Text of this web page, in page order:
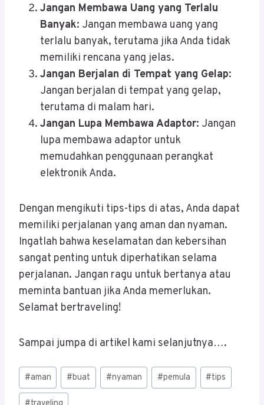
Jangan Membawa Uang yang Terlalu
Banyak: Jangan membawa uang yang
terlalu banyak, terutama jika Anda tidak
memiliki rencana yang jelas.
Jangan Berjalan di Tempat yang Gelap:
Jangan berjalan di tempat yang gelap,
terutama di malam hari.
Jangan Lupa Membawa Adaptor: Jangan
lupa membawa adaptor untuk
memudahkan penggunaan perangkat
elektronik Anda.
Dengan mengikuti tips-tips di atas, Anda dapat
memiliki perjalanan yang aman dan nyaman.
Ingatlah bahwa keselamatan dan kebersihan
sangat penting untuk diperhatikan selama
perjalanan. Jangan ragu untuk bertanya atau
meminta bantuan jika Anda memerlukan.
Selamat bertraveling!
Sampai jumpa di artikel kami selanjutnya….
Post
Tags:
#aman #buat #nyaman #pemula #tips